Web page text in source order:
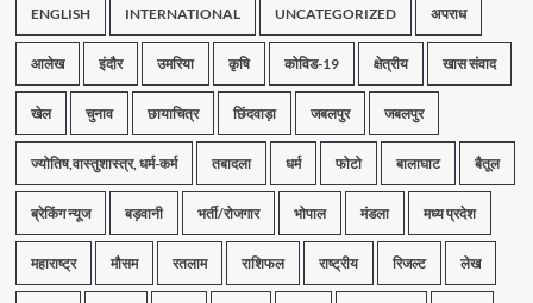
ENGLISH INTERNATIONAL UNCATEGORIZED अपराध
आलेख इंदौर उमरिया कृषि कोविड-19 क्षेत्रीय खास संवाद
खेल चुनाव छायाचित्र छिंदवाड़ा जबलपुर जबलपुर
ज्योतिष,वास्तुशास्त्र, धर्म-कर्म तबादला धर्म फोटो बालाघाट बैतूल
ब्रेकिंग न्यूज बड़वानी भर्ती/रोजगार भोपाल मंडला मध्य प्रदेश
महाराष्ट्र मौसम रतलाम राशिफल राष्ट्रीय रिजल्ट लेख